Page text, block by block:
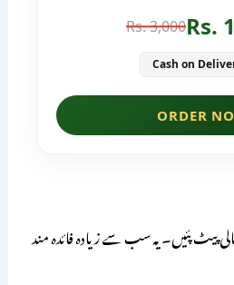
پہلے خالی پیٹ پئیں۔ یہ سب سے زیادہ فائدہ مند